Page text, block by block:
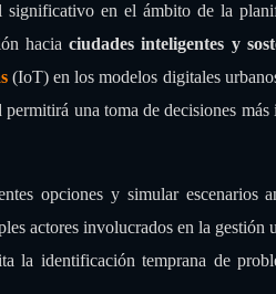
en el ámbito de la
hacia ciudades inteligentes y
(IoT) en los modelos digitales
una toma de decisiones más
opciones y simular escenarios
actores involucrados en la gestión